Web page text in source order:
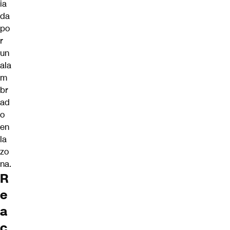
ia
da
po
r
un
ala
m
br
ad
o
en
la
zo
na.
R
e
a